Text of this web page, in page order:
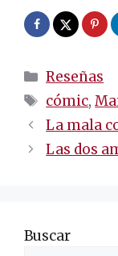
Categorías
Reseñas
Etiquetas
cómic,
Navegación
de
La mala
Las dos
Buscar